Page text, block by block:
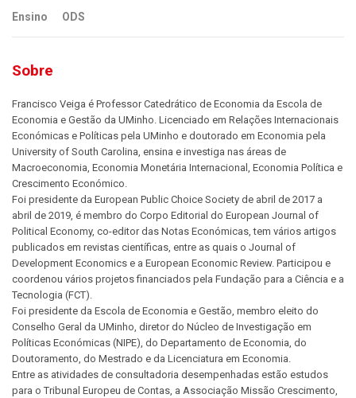
Ensino ODS
Sobre
Francisco Veiga é Professor Catedrático de Economia da Escola de
Economia e Gestão da UMinho. Licenciado em Relações Internacionais
Económicas e Políticas pela UMinho e doutorado em Economia pela
University of South Carolina, ensina e investiga nas áreas de
Macroeconomia, Economia Monetária Internacional, Economia Política e
Crescimento Económico.
Foi presidente da European Public Choice Society de abril de 2017 a
abril de 2019, é membro do Corpo Editorial do European Journal of
Political Economy, co-editor das Notas Económicas, tem vários artigos
publicados em revistas científicas, entre as quais o Journal of
Development Economics e a European Economic Review. Participou e
coordenou vários projetos financiados pela Fundação para a Ciência e a
Tecnologia (FCT).
Foi presidente da Escola de Economia e Gestão, membro eleito do
Conselho Geral da UMinho, diretor do Núcleo de Investigação em
Políticas Económicas (NIPE), do Departamento de Economia, do
Doutoramento, do Mestrado e da Licenciatura em Economia.
Entre as atividades de consultadoria desempenhadas estão estudos
para o Tribunal Europeu de Contas, a Associação Missão Crescimento,